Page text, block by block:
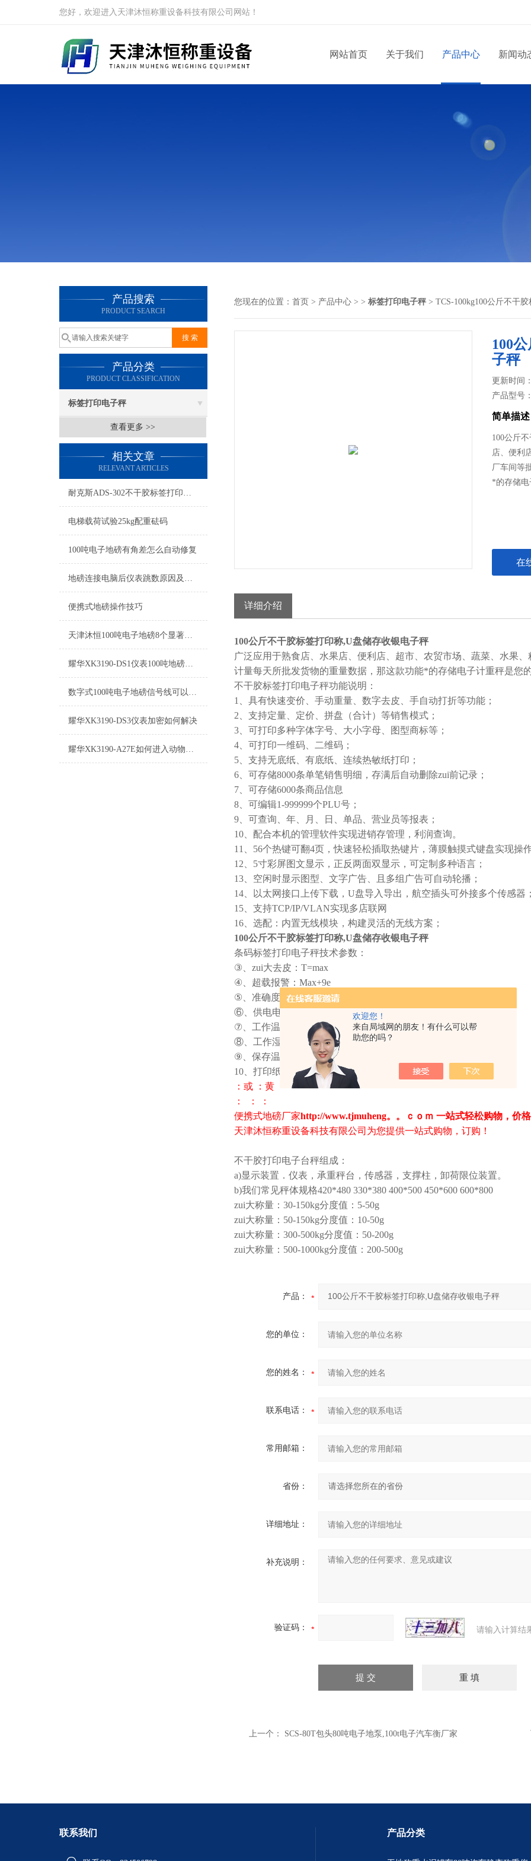
欢迎您！
来自局域网的朋友！有什么可以帮
助您的吗？
您好，欢迎进入天津沐恒称重设备科技有限公司网站！
网站首页 关于我们 产品中心 新闻动
产品搜索
PRODUCT SEARCH
产品分类
PRODUCT CLASSIFICATION
标签打印电子秤
查看更多 >>
相关文章
RELEVANT ARTICLES
耐克斯ADS-302不干胶标签打印电子秤
电梯载荷试验25kg配重砝码
100吨电子地磅有角差怎么自动修复
地磅连接电脑后仪表跳数原因及解决方法
便携式地磅操作技巧
天津沐恒100吨电子地磅8个显著特征
耀华XK3190-DS1仪表100吨地磅地磅传感器设置方法
数字式100吨电子地磅信号线可以接多少米
耀华XK3190-DS3仪表加密如何解决
耀华XK3190-A27E如何进入动物称重功能
您现在的位置： 首页 > 产品中心 > > 标签打印电子秤 > TCS-100kg100公斤不干
100
子秤
更新时间
产品型号
简单描述
100公斤
店、便利
厂车间等
*的存储电
在
详细介绍
100公斤不干胶标签打印称,U盘储存收银电子秤
广泛应用于熟食店、水果店、便利店、超市、农贸市场、蔬菜、水果
计量每天所批发货物的重量数据，那这款功能*的存储电子计重秤是您的
不干胶标签打印电子秤功能说明：
1、具有快速变价、手动重量、数字去皮、手自动打折等功能；
2、支持定量、定价、拼盘（合计）等销售模式；
3、可打印多种字体字号、大小字母、图型商标等；
4、可打印一维码、二维码；
5、支持无底纸、有底纸、连续热敏纸打印；
6、可存储8000条单笔销售明细，存满后自动删除zui前记录；
7、可存储6000条商品信息
8、可编辑1-999999个PLU号；
9、可查询、年、月、日、单品、营业员等报表；
10、配合本机的管理软件实现进销存管理，利润查询。
11、56个热键可翻4页，快速轻松插取热键片，薄膜触摸式键盘实现操
12、5寸彩屏图文显示，正反两面双显示，可定制多种语言；
13、空闲时显示图型、文字广告、且多组广告可自动轮播；
14、以太网接口上传下载，U盘导入导出，航空插头可外接多个传感器；
15、支持TCP/IP/VLAN实现多店联网
16、选配：内置无线模块，构建灵活的无线方案；
100公斤不干胶标签打印称,U盘储存收银电子秤
条码标签打印电子秤技术参数：
③、zui大去皮：T=max
④、超载报警：Max+9e
⑤、准确度等级：III级
⑥、供电电源：AC110V-240V,50~60HZ,DC24V
⑦、工作温度：0~40℃
⑧、工作湿度：≤85%RH
⑨、保存温度：-20℃-70℃
10、打印纸：连续热敏纸、不干胶标签纸、不干胶无底纸
：或 ：黄
： ： ：
便携式地磅厂家http://www.tjmuheng。。ｃｏｍ 一站式轻松购物，价
天津沐恒称重设备科技有限公司为您提供一站式购物，订购！
不干胶打印电子台秤组成：
a)显示装置．仪表，承重秤台，传感器，支撑柱，卸荷限位装置。
b)我们常见秤体规格420*480 330*380 400*500 450*600 600*800
zui大称量：30-150kg分度值：5-50g
zui大称量：50-150kg分度值：10-50g
zui大称量：300-500kg分度值：50-200g
zui大称量：500-1000kg分度值：200-500g
产品：
您的单位：
您的姓名：
联系电话：
常用邮箱：
省份：
详细地址：
补充说明：
验证码： 请输入计算结
上一个： SCS-80T包头80吨电子地泵,100t电子汽车衡厂家
联系我们 产品分类